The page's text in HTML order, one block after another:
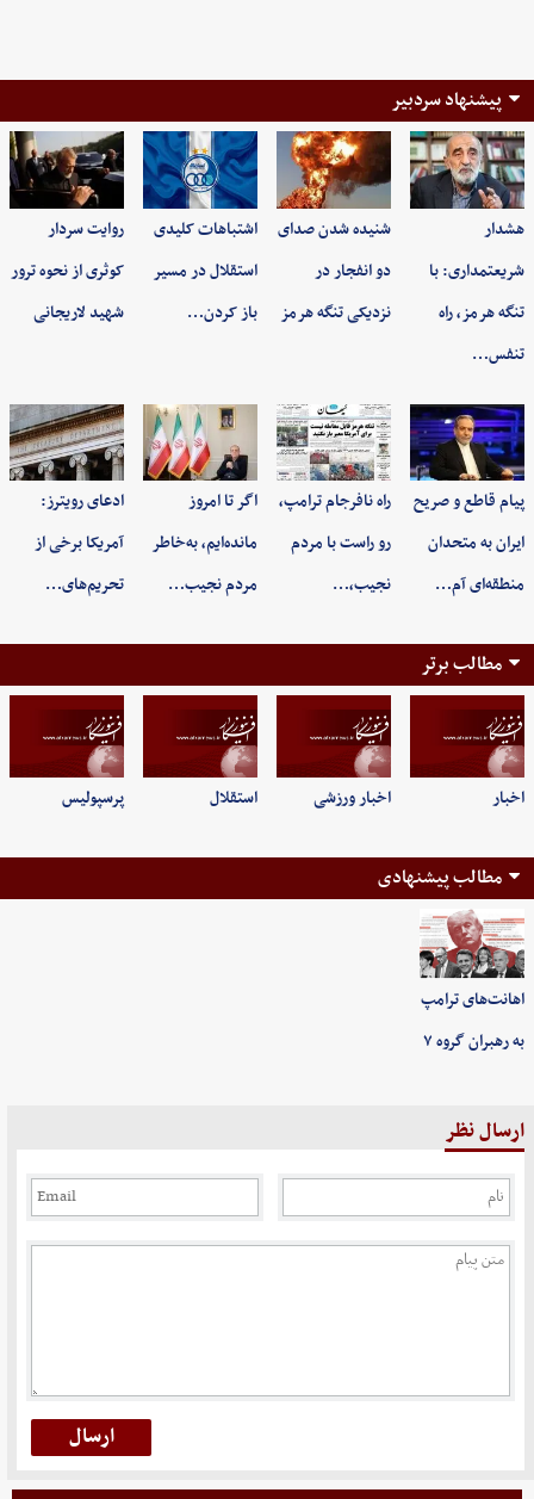
پیشنهاد سردبیر
هشدار
شریعتمداری: با
تنگه هرمز، راه
تنفس…
شنیده شدن صدای
دو انفجار در
نزدیکی تنگه هرمز
اشتباهات کلیدی
استقلال در مسیر
باز کردن…
روایت سردار
کوثری از نحوه ترور
شهید لاریجانی
پیام قاطع و صریح
ایران به متحدان
منطقه‌ای آم…
راه نافرجام ترامپ،
رو راست با مردم
نجیب،…
اگر تا امروز
مانده‌ایم، به‌خاطر
مردم نجیب…
ادعای رویترز:
آمریکا برخی از
تحریم‌های…
مطالب برتر
اخبار اخبار ورزشی استقلال پرسپولیس
مطالب پیشنهادی
اهانت‌های ترامپ
به رهبران گروه ۷
ارسال نظر